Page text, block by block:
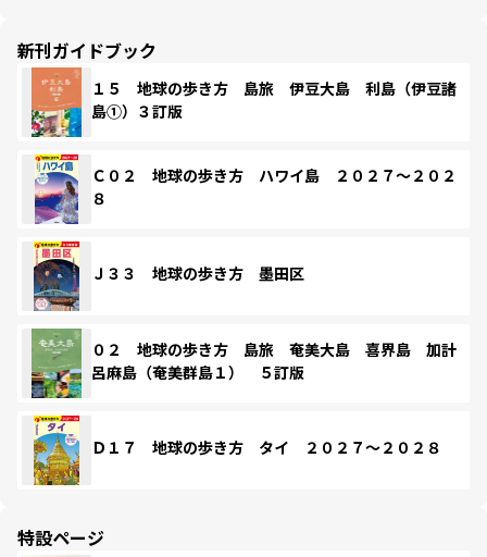
新刊ガイドブック
１５ 地球の歩き方 島旅 伊豆大島 利島（伊豆諸
島①）３訂版
Ｃ０２ 地球の歩き方 ハワイ島 ２０２７～２０２
８
Ｊ３３ 地球の歩き方 墨田区
０２ 地球の歩き方 島旅 奄美大島 喜界島 加計
呂麻島（奄美群島１） ５訂版
Ｄ１７ 地球の歩き方 タイ ２０２７～２０２８
特設ページ